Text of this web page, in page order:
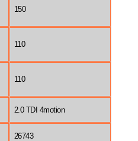
150
110
110
2.0 TDI 4motion
26743